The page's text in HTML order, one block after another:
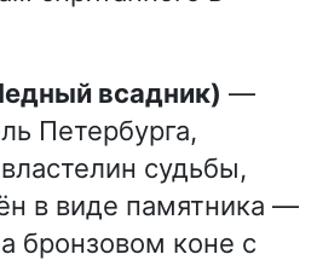
всадник) —
Петербурга,
судьбы,
в виде памятника —
бронзовом коне с